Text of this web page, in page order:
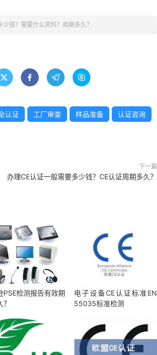
钱？需要什么资料？周期多久？
   
认证 工厂审查 样品准备 认证咨询
下一篇
​办理CE认证一般需要多少钱？CE认证周期多久？
PSE检测报告有效期
电子设备CE认证标准EN
55035标准检测